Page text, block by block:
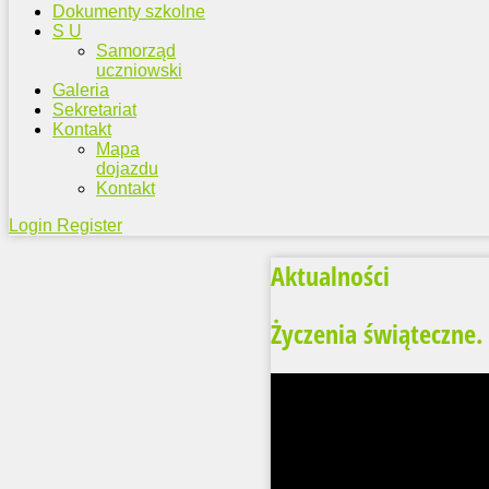
Dokumenty szkolne
S U
Samorząd
uczniowski
Galeria
Sekretariat
Kontakt
Mapa
dojazdu
Kontakt
Login Register
Aktualności
Życzenia świąteczne.